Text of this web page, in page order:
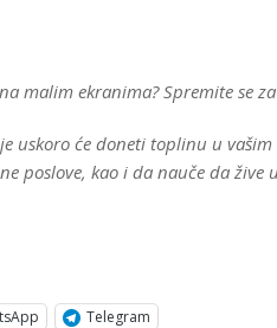
malim ekranima? Spremite se
uskoro će doneti toplinu u
poslove, kao i da nauče da
Telegram